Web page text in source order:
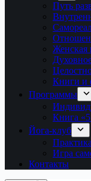
Путь
Женская
Книги и
Программы
Книга «5
Йога-клуб
Игра
Контакты